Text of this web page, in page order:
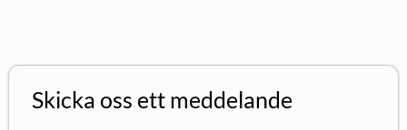
Skicka oss ett meddelande